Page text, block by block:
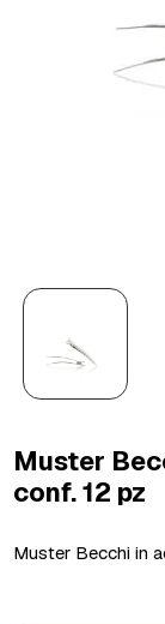
Muster
conf. 12 pz
Muster Becchi in